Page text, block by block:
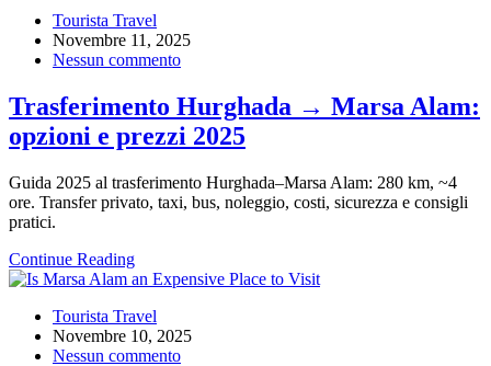
Tourista Travel
Novembre 11, 2025
Nessun commento
Trasferimento Hurghada → Marsa Alam:
opzioni e prezzi 2025
Guida 2025 al trasferimento Hurghada–Marsa Alam: 280 km, ~4
ore. Transfer privato, taxi, bus, noleggio, costi, sicurezza e consigli
pratici.
Continue Reading
Tourista Travel
Novembre 10, 2025
Nessun commento